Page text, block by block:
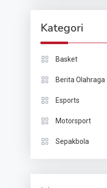
Kategori
Basket
Berita Olahraga
Esports
Motorsport
Sepakbola